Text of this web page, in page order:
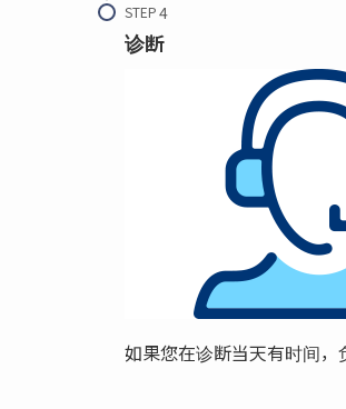
STEP
诊断
如果您在诊断当天有时间，